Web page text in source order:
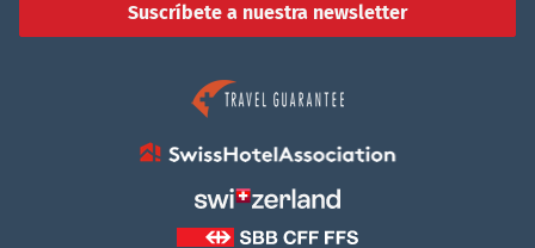
Suscríbete a nuestra newsletter